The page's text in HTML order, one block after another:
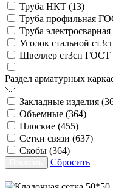
Труба НКТ (13)
Труба профильная
Труба
Уголок стальной
Швеллер ст3сп ГОСТ
Раздел арматурных
Закладные изделия (
Объемные (364)
Плоские (455)
Сетки связи (637)
Скобы (364)
Сбросить